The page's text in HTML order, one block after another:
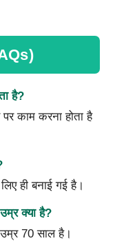
है?
काम करना होता है
ही बनाई गई है।
क्या है?
70 साल है।